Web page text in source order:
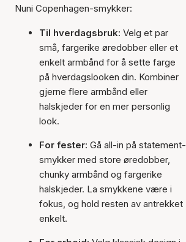
Nuni Copenhagen-smykker:
Til hverdagsbruk: Velg et par
små, fargerike øredobber eller et
enkelt armbånd for å sette farge
på hverdagslooken din. Kombiner
gjerne flere armbånd eller
halskjeder for en mer personlig
look.
For fester: Gå all-in på statement-
smykker med store øredobber,
chunky armbånd og fargerike
halskjeder. La smykkene være i
fokus, og hold resten av antrekket
enkelt.